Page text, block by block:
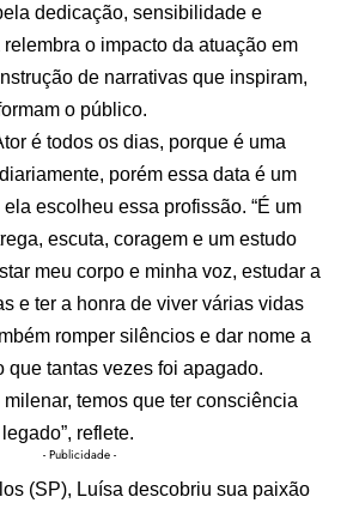
dedicação, sensibilidade e
o impacto da atuação em
de narrativas que inspiram,
o público.
é todos os dias, porque é uma
porém essa data é um
escolheu essa profissão. “É um
escuta, coragem e um estudo
meu corpo e minha voz, estudar a
e ter a honra de viver várias vidas
romper silêncios e dar nome a
que tantas vezes foi apagado.
temos que ter consciência
reflete.
- Publicidade -
(SP), Luísa descobriu sua paixão